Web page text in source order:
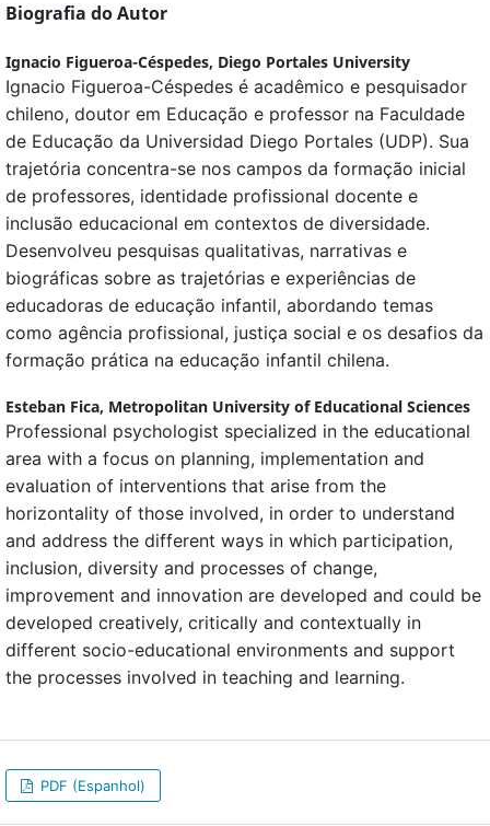
Biografia do Autor
Ignacio Figueroa-Céspedes, Diego Portales University
Ignacio Figueroa-Céspedes é acadêmico e pesquisador
chileno, doutor em Educação e professor na Faculdade
de Educação da Universidad Diego Portales (UDP). Sua
trajetória concentra-se nos campos da formação inicial
de professores, identidade profissional docente e
inclusão educacional em contextos de diversidade.
Desenvolveu pesquisas qualitativas, narrativas e
biográficas sobre as trajetórias e experiências de
educadoras de educação infantil, abordando temas
como agência profissional, justiça social e os desafios da
formação prática na educação infantil chilena.
Esteban Fica, Metropolitan University of Educational Sciences
Professional psychologist specialized in the educational
area with a focus on planning, implementation and
evaluation of interventions that arise from the
horizontality of those involved, in order to understand
and address the different ways in which participation,
inclusion, diversity and processes of change,
improvement and innovation are developed and could be
developed creatively, critically and contextually in
different socio-educational environments and support
the processes involved in teaching and learning.
PDF (Espanhol)